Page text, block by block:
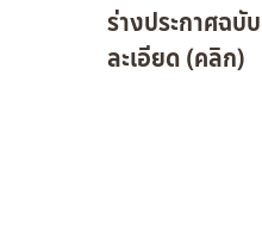
ร่างประกาศฉบั
ละเอียด (คลิก)